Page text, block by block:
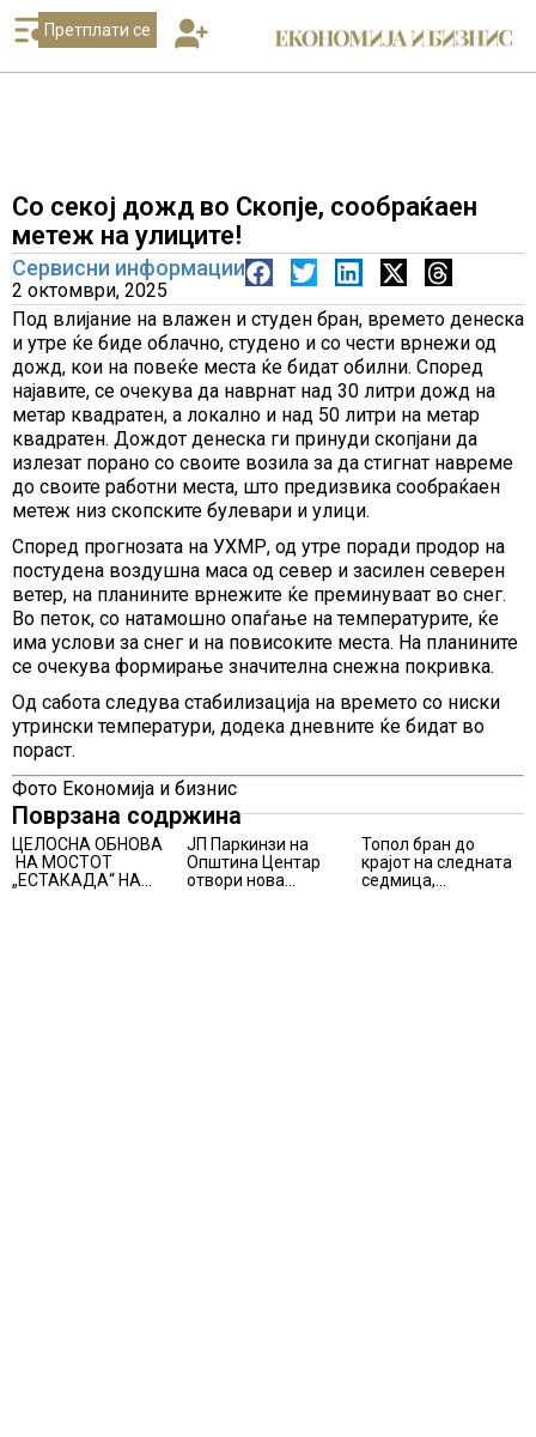
Претплати се
Со секој дожд во Скопје, сообраќаен
метеж на улиците!
Сервисни информации
2 октомври, 2025
Под влијание на влажен и студен бран, времето денеска
и утре ќе биде облачно, студено и со чести врнежи од
дожд, кои на повеќе места ќе бидат обилни. Според
најавите, се очекува да наврнат над 30 литри дожд на
метар квадратен, а локално и над 50 литри на метар
квадратен. Дождот денеска ги принуди скопјани да
излезат порано со своите возила за да стигнат навреме
до своите работни места, што предизвика сообраќаен
метеж низ скопските булевари и улици.
Според прогнозата на УХМР, од утре поради продор на
постудена воздушна маса од север и засилен северен
ветер, на планините врнежите ќе преминуваат во снег.
Во петок, со натамошно опаѓање на температурите, ќе
има услови за снег и на повисоките места. На планините
се очекува формирање значителна снежна покривка.
Од сабота следува стабилизација на времето со ниски
утрински температури, додека дневните ќе бидат во
пораст.
Фото Економија и бизнис
Поврзана содржина
ЦЕЛОСНА ОБНОВА
НА МОСТОТ
„ЕСТАКАДА“ НА
ЈП Паркинзи на
Општина Центар
отвори нова
Топол бран до
крајот на следната
седмица,